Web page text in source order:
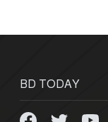
BD TODAY